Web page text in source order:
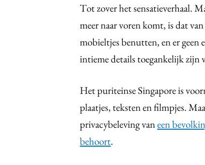
Tot zover het sensatieverhaal.
meer naar voren komt, is dat
mobieltjes benutten, en er geen
intieme details toegankelijk zijn
Het puriteinse Singapore is
plaatjes, teksten en filmpjes.
privacybeleving vaneen
behoort.